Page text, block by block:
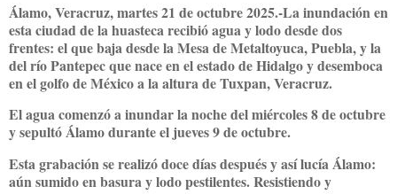
Álamo, Veracruz, martes 21 de octubre 2025.-La inundación en
esta ciudad de la huasteca recibió agua y lodo desde dos
frentes: el que baja desde la Mesa de Metaltoyuca, Puebla, y la
del río Pantepec que nace en el estado de Hidalgo y desemboca
en el golfo de México a la altura de Tuxpan, Veracruz.
El agua comenzó a inundar la noche del miércoles 8 de octubre
y sepultó Álamo durante el jueves 9 de octubre.
Esta grabación se realizó doce días después y así lucía Álamo:
aún sumido en basura y lodo pestilentes. Resistiendo y